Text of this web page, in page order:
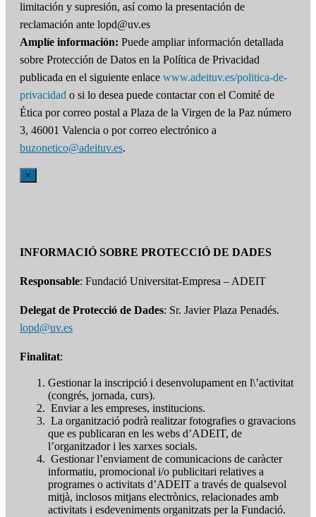
limitación y supresión, así como la presentación de
reclamación ante lopd@uv.es
Amplíe información: Puede ampliar información detallada
sobre Protección de Datos en la Política de Privacidad
publicada en el siguiente enlace www.adeituv.es/politica-de-
privacidad o si lo desea puede contactar con el Comité de
Ética por correo postal a Plaza de la Virgen de la Paz número
3, 46001 Valencia o por correo electrónico a
buzonetico@adeituv.es.
×
INFORMACIÓ SOBRE PROTECCIÓ DE DADES
Responsable: Fundació Universitat-Empresa – ADEIT
Delegat de Protecció de Dades: Sr. Javier Plaza Penadés.
lopd@uv.es
Finalitat:
Gestionar la inscripció i desenvolupament en l\’activitat
(congrés, jornada, curs).
Enviar a les empreses, institucions.
La organització podrà realitzar fotografies o gravacions
que es publicaran en les webs d’ADEIT, de
l’organitzador i les xarxes socials.
Gestionar l’enviament de comunicacions de caràcter
informatiu, promocional i/o publicitari relatives a
programes o activitats d’ADEIT a través de qualsevol
mitjà, inclosos mitjans electrònics, relacionades amb
activitats i esdeveniments organitzats per la Fundació.